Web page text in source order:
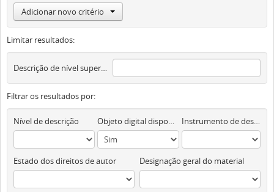
Adicionar novo critério
Limitar resultados:
Descrição de nível superior
Filtrar os resultados por:
Nível de descrição Objeto digital disponível Instrumento de descrição documental
Estado dos direitos de autor Designação geral do material